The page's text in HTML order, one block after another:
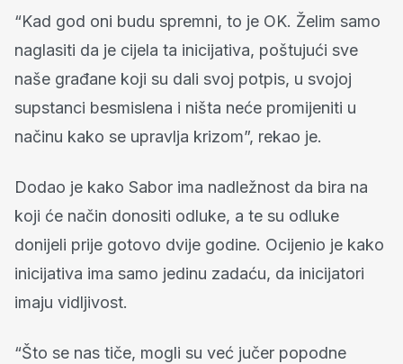
“Kad god oni budu spremni, to je OK. Želim samo
naglasiti da je cijela ta inicijativa, poštujući sve
naše građane koji su dali svoj potpis, u svojoj
supstanci besmislena i ništa neće promijeniti u
načinu kako se upravlja krizom”, rekao je.
Dodao je kako Sabor ima nadležnost da bira na
koji će način donositi odluke, a te su odluke
donijeli prije gotovo dvije godine. Ocijenio je kako
inicijativa ima samo jedinu zadaću, da inicijatori
imaju vidljivost.
“Što se nas tiče, mogli su već jučer popodne